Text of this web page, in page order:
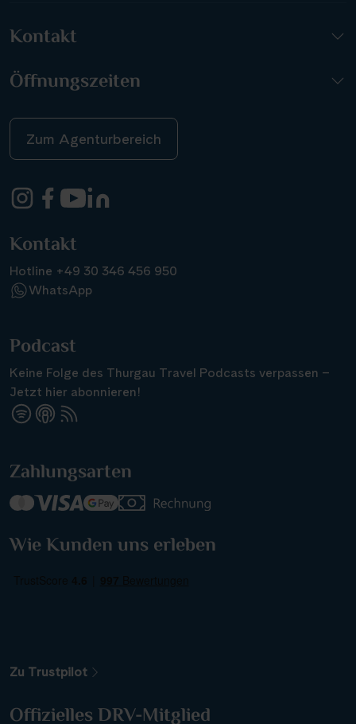
Kontakt
Öffnungszeiten
Zum Agenturbereich
Kontakt
Hotline +49 30 346 456 950
WhatsApp
Podcast
Keine Folge des Thurgau Travel Podcasts verpassen –
Jetzt hier abonnieren!
Zahlungsarten
Wie Kunden uns erleben
Zu Trustpilot
Offizielles DRV-Mitglied
Nächste Reisedaten